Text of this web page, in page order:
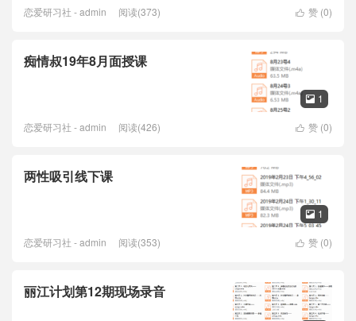
 赞 (0)
恋爱研习社 - admin 阅读(373)
痴情叔19年8月面授课
 1
 赞 (0)
恋爱研习社 - admin 阅读(426)
两性吸引线下课
 1
 赞 (0)
恋爱研习社 - admin 阅读(353)
丽江计划第12期现场录音